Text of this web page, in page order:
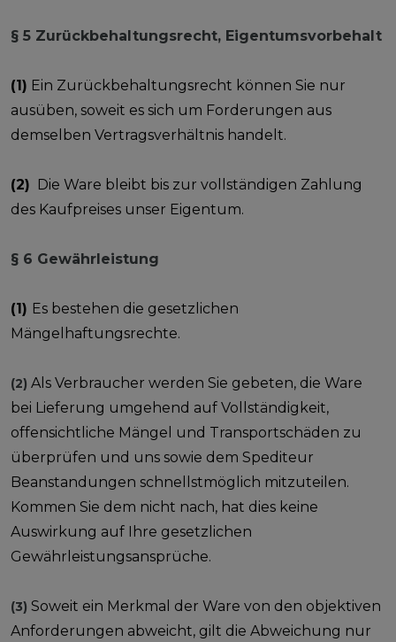
§ 5 Zurückbehaltungsrecht, Eigentumsvorbehalt
(1) Ein Zurückbehaltungsrecht können Sie nur
ausüben, soweit es sich um Forderungen aus
demselben Vertragsverhältnis handelt.
(2) Die Ware bleibt bis zur vollständigen Zahlung
des Kaufpreises unser Eigentum.
§ 6 Gewährleistung
(1) Es bestehen die gesetzlichen
Mängelhaftungsrechte.
(2) Als Verbraucher werden Sie gebeten, die Ware
bei Lieferung umgehend auf Vollständigkeit,
offensichtliche Mängel und Transportschäden zu
überprüfen und uns sowie dem Spediteur
Beanstandungen schnellstmöglich mitzuteilen.
Kommen Sie dem nicht nach, hat dies keine
Auswirkung auf Ihre gesetzlichen
Gewährleistungsansprüche.
(3) Soweit ein Merkmal der Ware von den objektiven
Anforderungen abweicht, gilt die Abweichung nur